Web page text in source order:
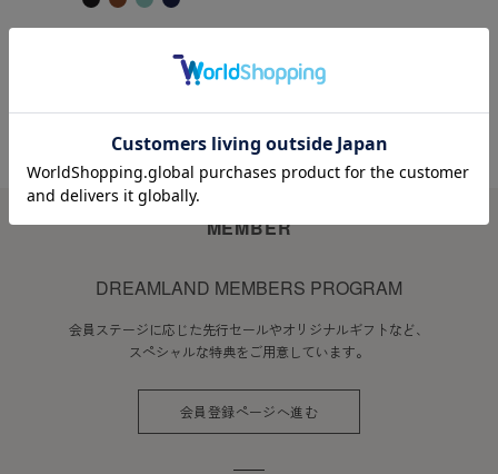
商品一覧
MEMBER
DREAMLAND MEMBERS PROGRAM
会員ステージに応じた先行セールやオリジナルギフトなど、
スペシャルな特典をご用意しています。
会員登録ページへ進む